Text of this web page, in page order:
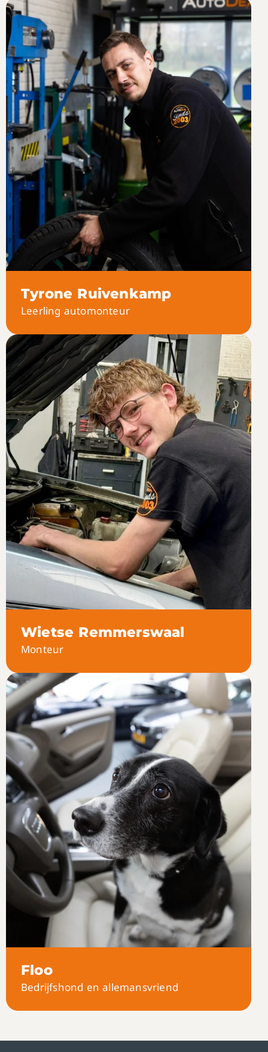
Tyrone Ruivenkamp
Leerling automonteur
Wietse Remmerswaal
Monteur
Floo
Bedrijfshond en allemansvriend